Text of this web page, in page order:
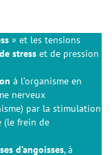
» et les tensions
stress et de pression
à l’organisme en
nerveux
par la stimulation
(le frein de
d’angoisses, à